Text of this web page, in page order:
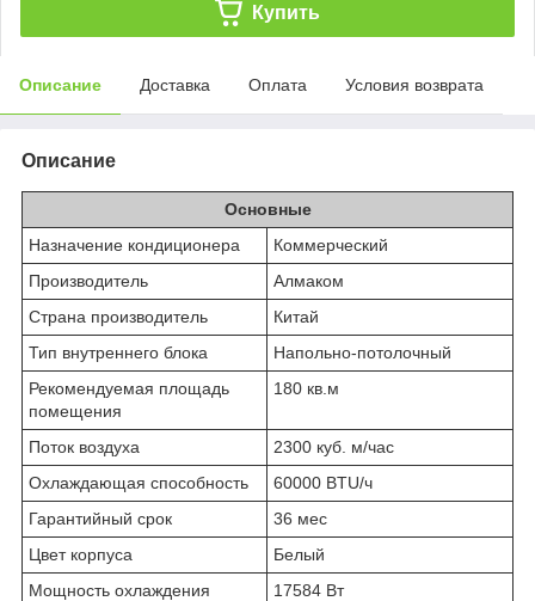
Купить
Описание Доставка Оплата Условия возврата
Описание
Основные
Назначение кондиционера
Коммерческий
Производитель
Алмаком
Страна производитель
Китай
Тип внутреннего блока
Напольно-потолочный
Рекомендуемая площадь
помещения
180 кв.м
Поток воздуха
2300 куб. м/час
Охлаждающая способность
60000 BTU/ч
Гарантийный срок
36 мес
Цвет корпуса
Белый
Мощность охлаждения
17584 Вт